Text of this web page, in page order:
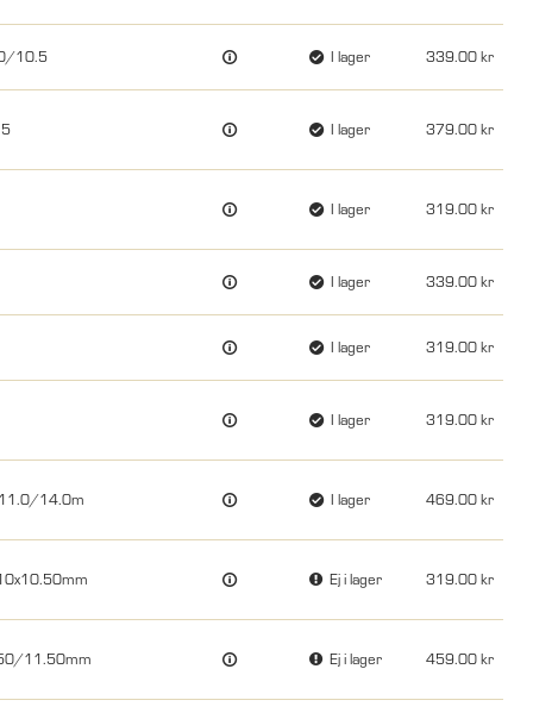
10.5 I lager 339.00
I lager 379.00
I lager 319.00
I lager 339.00
I lager 319.00
I lager 319.00
14.0m I lager 469.00
Ej i lager 319.00
11.50mm Ej i lager 459.00